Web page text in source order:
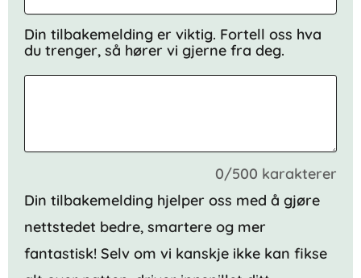
Din tilbakemelding er viktig. Fortell oss hva
du trenger, så hører vi gjerne fra deg.
0/500 karakterer
Din tilbakemelding hjelper oss med å gjøre
nettstedet bedre, smartere og mer
fantastisk! Selv om vi kanskje ikke kan fikse